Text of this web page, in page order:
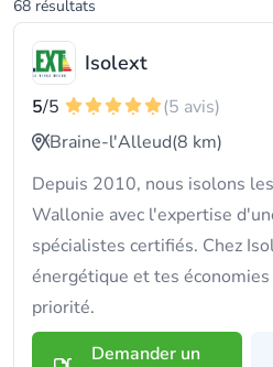
68 résultats
Isolext
5/5
(5 avis)
Braine-l'Alleud(8 km)
Depuis 2010, nous isolons
Wallonie avec l'expertise
spécialistes certifiés. Chez
énergétique et tes
priorité.
Demander un